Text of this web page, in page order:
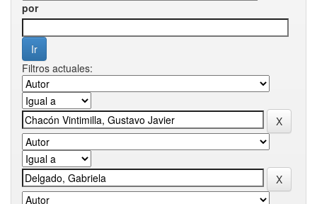
por
Filtros actuales: